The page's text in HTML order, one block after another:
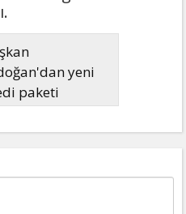
yeni
paketi
6 ay geri